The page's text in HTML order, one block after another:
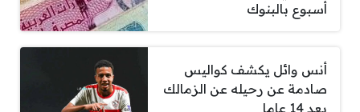
أسبوع بالبنوك
أنس وائل يكشف كواليس
صادمة عن رحيله عن الزمالك
بعد 14 عاما